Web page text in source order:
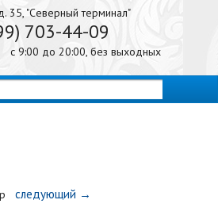
703-44-09
35, "Северный терминал"
с 9:00 до 20:00, без выходных
следующий →